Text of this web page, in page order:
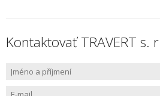
Kontaktovať TRAVERT s.